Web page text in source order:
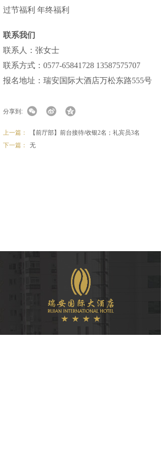
过节福利 年终福利
联系我们
联系人：张女士
联系方式：0577-65841728 13587575707
报名地址：瑞安国际大酒店万松东路555号
分享到:
上一篇：
【前厅部】前台接待/收银2名；礼宾员3名
下一篇：
无